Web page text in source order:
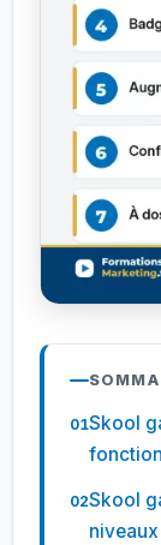
Skool
Skool
niveaux